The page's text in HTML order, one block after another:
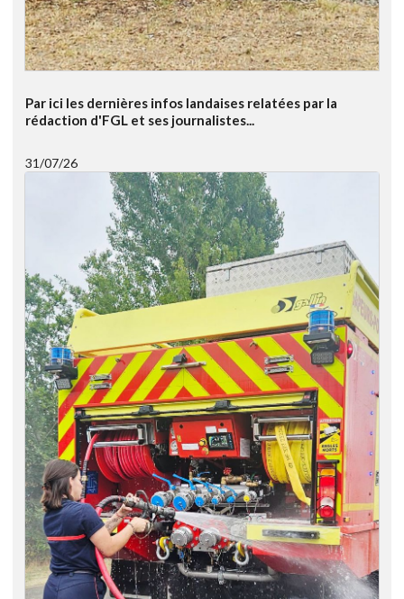
Par ici les dernières infos landaises relatées par la
rédaction d'FGL et ses journalistes...
31/07/26